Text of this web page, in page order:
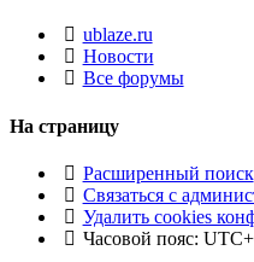
ublaze.ru
Новости
Все форумы
На страницу
Расширенный поиск
Связаться с
Удалить cookies
Часовой пояс: